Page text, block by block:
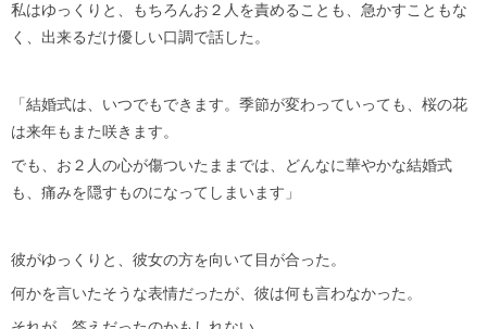
私はゆっくりと、もちろんお２人を責めることも、急かすこともな
く、出来るだけ優しい口調で話した。
「結婚式は、いつでもできます。季節が変わっていっても、桜の花
は来年もまた咲きます。
でも、お２人の心が傷ついたままでは、どんなに華やかな結婚式
も、痛みを隠すものになってしまいます」
彼がゆっくりと、彼女の方を向いて目が合った。
何かを言いたそうな表情だったが、彼は何も言わなかった。